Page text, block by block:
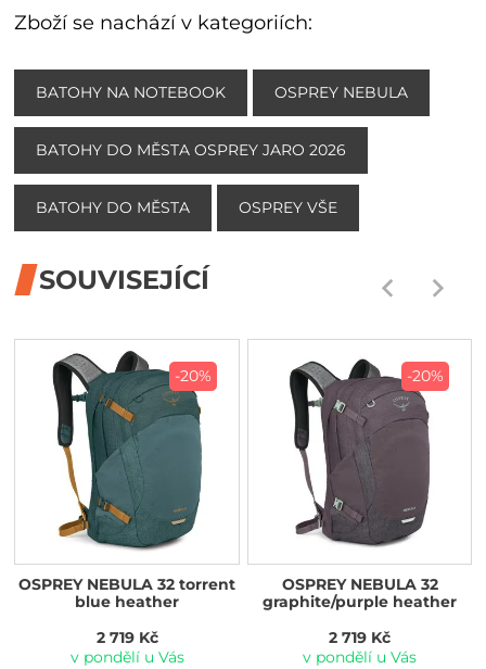
Zboží se nachází v kategoriích:
BATOHY NA NOTEBOOK OSPREY NEBULA
BATOHY DO MĚSTA OSPREY JARO 2026
BATOHY DO MĚSTA OSPREY VŠE
SOUVISEJÍCÍ
-20%
OSPREY NEBULA 32 torrent
blue heather
2 719 Kč
v pondělí u Vás
-20%
OSPREY NEBULA 32
graphite/purple heather
2 719 Kč
v pondělí u Vás